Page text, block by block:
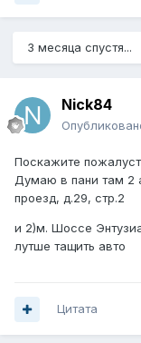
3 месяца спустя...
Nick84
Поскажите
Думаю в пани там 2
проезд, д.29, стр.2
и 2)м. Шоссе
лутше тащить авто
Цитата